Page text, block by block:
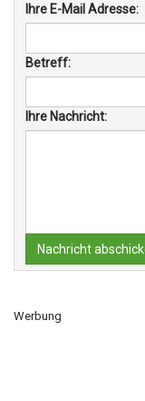
Ihre E-Mail Adresse:
Betreff:
Ihre Nachricht:
Nachricht
Werbung